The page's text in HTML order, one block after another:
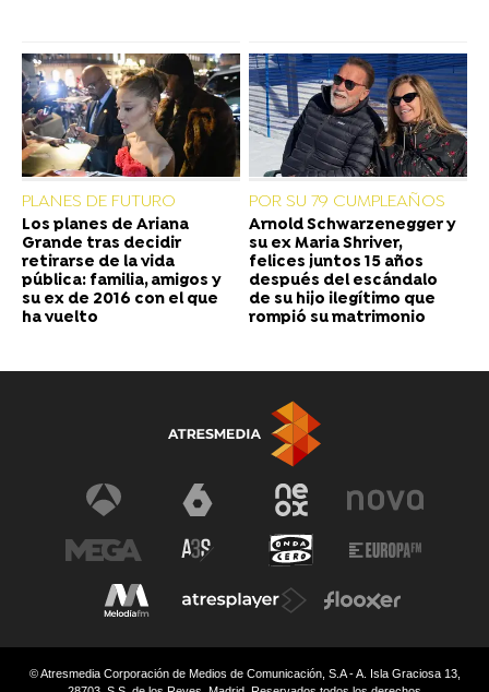
PLANES DE FUTURO
Los planes de Ariana
Grande tras decidir
retirarse de la vida
pública: familia, amigos y
su ex de 2016 con el que
ha vuelto
POR SU 79 CUMPLEAÑOS
Arnold Schwarzenegger y
su ex Maria Shriver,
felices juntos 15 años
después del escándalo
de su hijo ilegítimo que
rompió su matrimonio
© Atresmedia Corporación de Medios de Comunicación, S.A - A. Isla Graciosa 13,